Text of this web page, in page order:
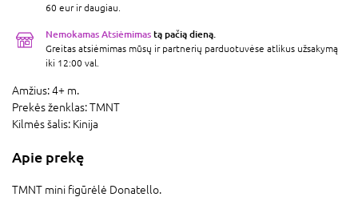
60 eur ir daugiau.
Nemokamas Atsiėmimas tą pačią dieną.
Greitas atsiėmimas mūsų ir partnerių parduotuvėse atlikus užsakymą
iki 12:00 val.
Amžius:4+ m.
Prekės ženklas:TMNT
Kilmės šalis: Kinija
Apie prekę
TMNT mini figūrėlė Donatello.